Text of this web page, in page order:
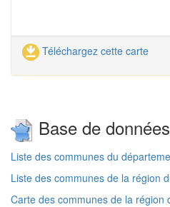
Téléchargez cette carte
Base de données
Liste des communes du
Liste des communes de la région
Carte des communes de la région